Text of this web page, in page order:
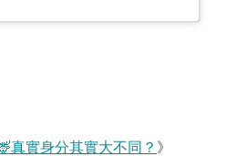
真實身分其實大不同？ 》